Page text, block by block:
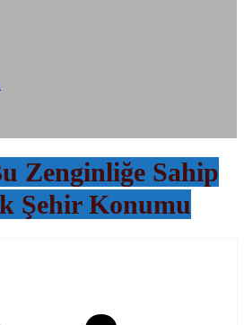
Zenginliğe Sahip
Şehir Konumu